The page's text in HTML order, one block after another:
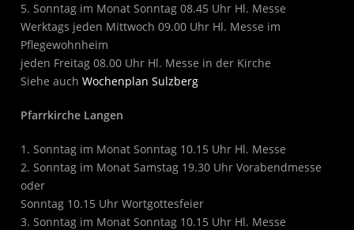
5. Sonntag im Monat Sonntag 08.45 Uhr Hl. Messe
Werktags jeden Mittwoch 09.00 Uhr Hl. Messe im
Pflegewohnheim
jeden Freitag 08.00 Uhr Hl. Messe in der Kirche
Siehe auchWochenplan Sulzberg
Pfarrkirche Langen
1. Sonntag im Monat Sonntag 10.15 Uhr Hl. Messe
2. Sonntag im Monat Samstag 19.30 Uhr Vorabendmesse
oder
Sonntag 10.15 Uhr Wortgottesfeier
3. Sonntag im Monat Sonntag 10.15 Uhr Hl. Messe